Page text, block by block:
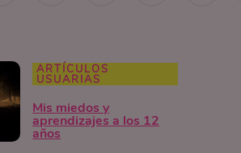
ARTÍCULOS
USUARIAS
Mis miedos y
aprendizajes a los 12
años